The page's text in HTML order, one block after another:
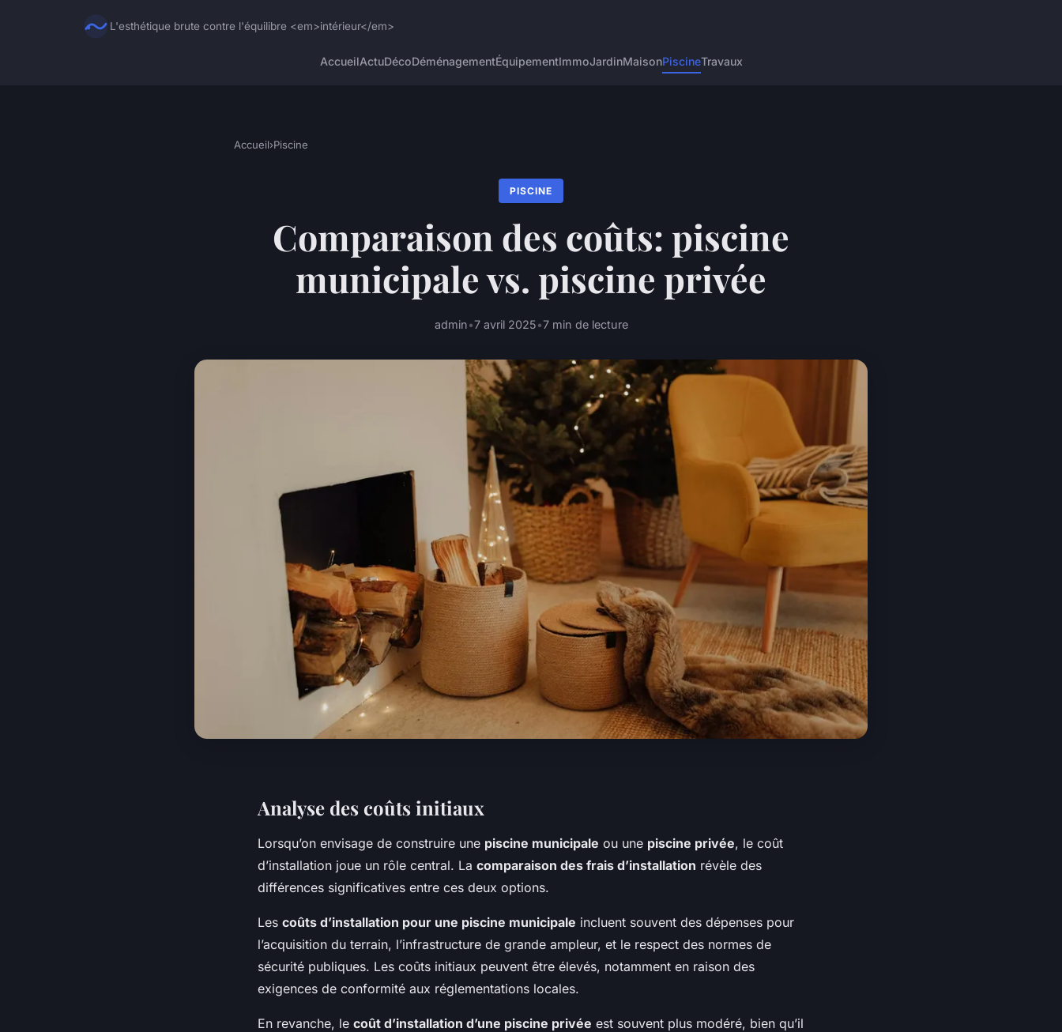
L'esthétique brute contre l'équilibre <em>intérieur</em>
AccueilActuDécoDéménagementÉquipementImmoJardinMaisonPiscineTravaux
Accueil›Piscine
PISCINE
Comparaison des coûts: piscine
municipale vs. piscine privée
admin•7 avril 2025•7 min de lecture
Analyse des coûts initiaux
Lorsqu’on envisage de construire une piscine municipale ou une piscine privée, le coût
d’installation joue un rôle central. La comparaison des frais d’installation révèle des
différences significatives entre ces deux options.
Les coûts d’installation pour une piscine municipale incluent souvent des dépenses pour
l’acquisition du terrain, l’infrastructure de grande ampleur, et le respect des normes de
sécurité publiques. Les coûts initiaux peuvent être élevés, notamment en raison des
exigences de conformité aux réglementations locales.
En revanche, le coût d’installation d’une piscine privée est souvent plus modéré, bien qu’il